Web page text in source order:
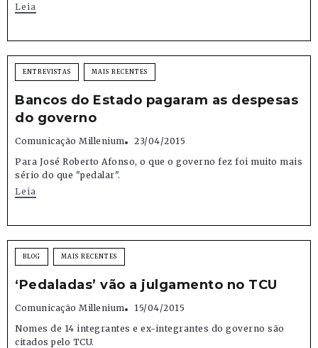
Leia
ENTREVISTAS MAIS RECENTES
Bancos do Estado pagaram as despesas
do governo
Comunicação Millenium
23/04/2015
Para José Roberto Afonso, o que o governo fez foi muito mais
sério do que "pedalar".
Leia
BLOG MAIS RECENTES
‘Pedaladas’ vão a julgamento no TCU
Comunicação Millenium
15/04/2015
Nomes de 14 integrantes e ex-integrantes do governo são
citados pelo TCU.